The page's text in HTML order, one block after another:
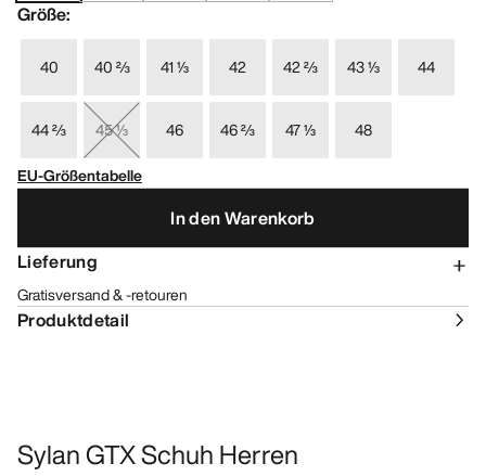
Größe:
40 40 ⅔ 41 ⅓ 42 42 ⅔ 43 ⅓ 44
44 ⅔ 45 ⅓ 46 46 ⅔ 47 ⅓
48
EU-Größentabelle
In den Warenkorb
Lieferung
Gratisversand & -retouren
Produktdetail
Sylan GTX Schuh Herren